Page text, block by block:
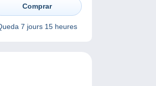
Comprar
7 jours 15 heures